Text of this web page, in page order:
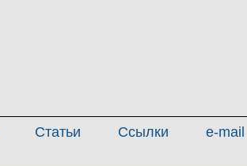
Статьи Ссылки e-mail